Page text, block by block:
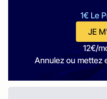
1€ Le
JE
12€/
Annulez ou mettez